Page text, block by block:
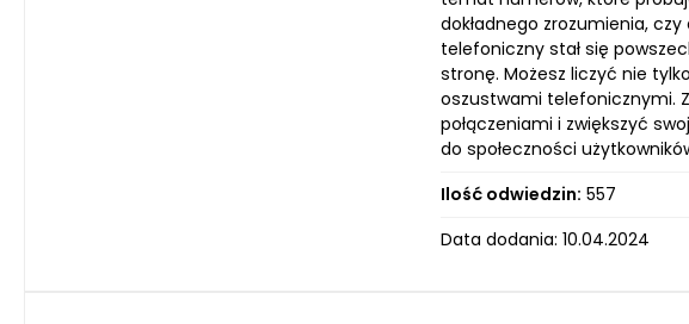
dokładnego zrozumienia,
telefoniczny stał się
stronę. Możesz liczyć nie
oszustwami telefonicznymi.
połączeniami i zwiększyć
do społeczności
Ilość odwiedzin: 557
Data dodania: 10.04.2024